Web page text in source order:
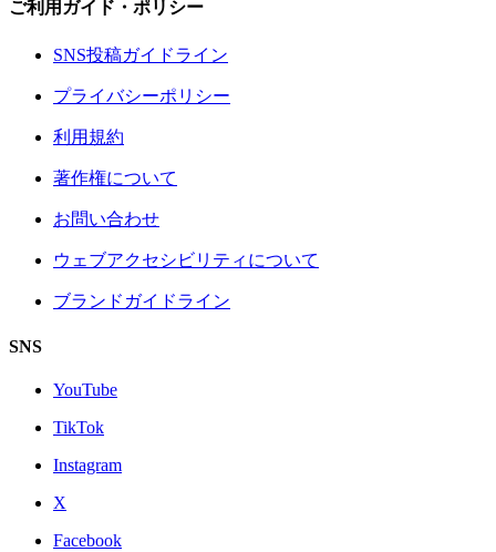
ご利用ガイド・ポリシー
SNS投稿ガイドライン
プライバシーポリシー
利用規約
著作権について
お問い合わせ
ウェブアクセシビリティについて
ブランドガイドライン
SNS
YouTube
TikTok
Instagram
X
Facebook